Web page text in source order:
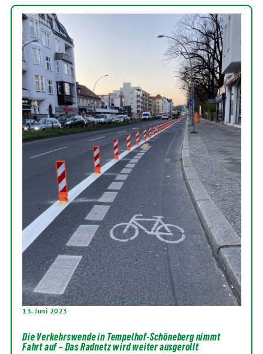
13. Juni 2023
Die Verkehrswende in Tempelhof-Schöneberg nimmt
Fahrt auf – Das Radnetz wird weiter ausgerollt